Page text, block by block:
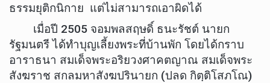
ธรรมยุติกนิกาย แต่ไม่สามารถเอาผิดได้
เมื่อปี 2505 จอมพลสฤษดิ์ ธนะรัชต์ นายก
รัฐมนตรี ได้ทำบุญเลี้ยงพระที่บ้านพัก โดยได้กราบ
อาราธนา สมเด็จพระอริยวงศาคตญาณ สมเด็จพระ
สังฆราช สกลมหาสังฆปรินายก (ปลด กิตฺติโสภโณ)